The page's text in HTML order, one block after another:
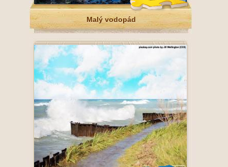
Malý vodopád